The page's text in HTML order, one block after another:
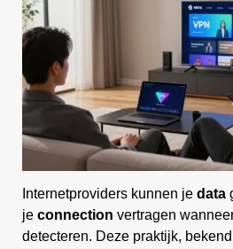
Internetproviders kunnen je data
je connection vertragen
detecteren. Deze praktijk,